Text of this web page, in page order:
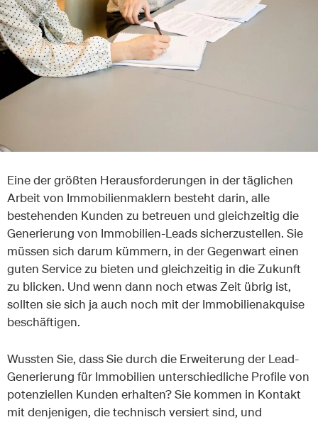
Eine der größten Herausforderungen in der täglichen
Arbeit von Immobilienmaklern besteht darin, alle
bestehenden Kunden zu betreuen und gleichzeitig die
Generierung von Immobilien-Leads sicherzustellen. Sie
müssen sich darum kümmern, in der Gegenwart einen
guten Service zu bieten und gleichzeitig in die Zukunft
zu blicken. Und wenn dann noch etwas Zeit übrig ist,
sollten sie sich ja auch noch mit der Immobilienakquise
beschäftigen.
Wussten Sie, dass Sie durch die Erweiterung der Lead-
Generierung für Immobilien unterschiedliche Profile von
potenziellen Kunden erhalten? Sie kommen in Kontakt
mit denjenigen, die technisch versiert sind, und